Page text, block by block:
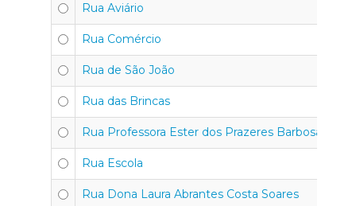
Rua Aviário
Rua Comércio
Rua de São João
Rua das Brincas
Rua Professora Ester dos Prazeres Barbosa
Rua Escola
Rua Dona Laura Abrantes Costa Soares